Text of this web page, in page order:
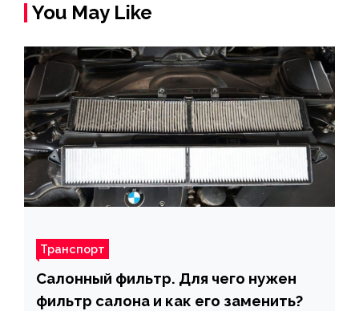
You May Like
Транспорт
Салонный фильтр. Для чего нужен
фильтр салона и как его заменить?